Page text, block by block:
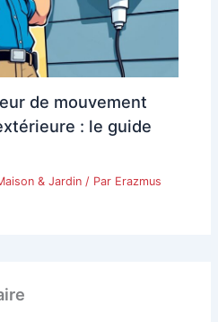
de mouvement
: le guide
& Jardin / Par Erazmus